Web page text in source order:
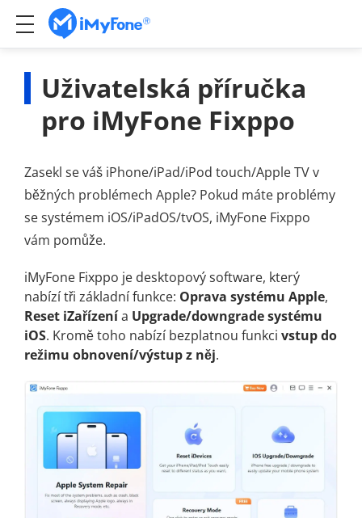
Uživatelská příručka
pro iMyFone Fixppo
Zasekl se váš iPhone/iPad/iPod touch/Apple TV v
běžných problémech Apple? Pokud máte problémy
se systémem iOS/iPadOS/tvOS, iMyFone Fixppo
vám pomůže.
iMyFone Fixppo je desktopový software, který
nabízí tři základní funkce: Oprava systému Apple,
Reset iZařízenía Upgrade/downgrade systému
iOS. Kromě toho nabízí bezplatnou funkci vstup do
režimu obnovení/výstup z něj.